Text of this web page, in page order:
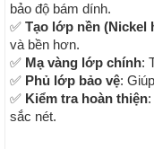
bảo độ bám dính.
✅ Tạo lớp nền (Nickel
và bền hơn.
✅ Mạ vàng lớp chính:
✅ Phủ lớp bảo vệ:
✅ Kiểm tra hoàn thiện
sắc nét.